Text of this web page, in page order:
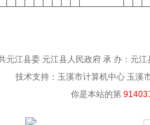
元江县委 元江县人民政府 承 办：元
技术支持：玉溪市计算机中心 玉溪
你是本站的第